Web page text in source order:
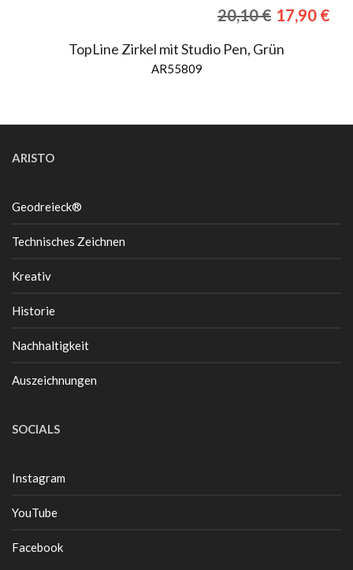
20,10€
Preis
war:
17,90 €
TopLine Zirkel mit Studio Pen, Grün
AR55809
ARISTO
Geodreieck®
Technisches Zeichnen
Kreativ
Historie
Nachhaltigkeit
Auszeichnungen
SOCIALS
Instagram
YouTube
Facebook